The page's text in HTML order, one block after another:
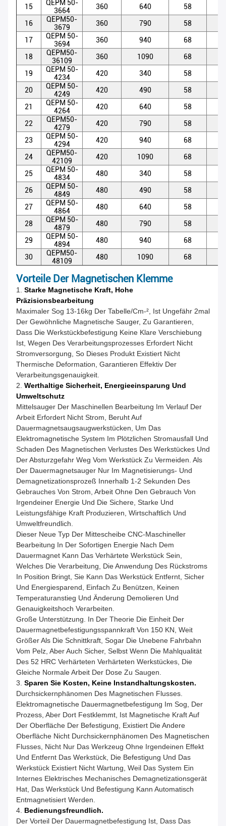
15
QEPM 50-
3664
360 640 58
16
QEPM50-
3679
360 790 58
17
QEPM 50-
3694
360 940 68
18
QEPM50-
36109
360 1090 68
19
QEPM 50-
4234
420 340 58
20
QEPM 50-
4249
420 490 58
21
QEPM 50-
4264
420 640 58
22
QEPM50-
4279
420 790 58
23
QEPM 50-
4294
420 940 68
24
QEPM50-
42109
420 1090 68
25
QEPM 50-
4834
480 340 58
26
QEPM 50-
4849
480 490 58
27
QEPM 50-
4864
480 640 58
28
QEPM 50-
4879
480 790 58
29
QEPM 50-
4894
480 940 68
30
QEPM50-
48109
480 1090 68
Vorteile Der Magnetischen Klemme
1. Starke Magnetische Kraft, Hohe
Präzisionsbearbeitung
Maximaler Sog 13-16kg Der Tabelle/cm-², Ist Ungefähr 2mal
Der Gewöhnliche Magnetische Sauger, Zu Garantieren,
Dass Die Werkstückbefestigung Keine Klare Verschiebung
Ist, Wegen Des Verarbeitungsprozesses Erfordert Nicht
Stromversorgung, So Dieses Produkt Existiert Nicht
Thermische Deformation, Garantieren Effektiv Der
Verarbeitungsgenauigkeit.
2. Werthaltige Sicherheit, Energieeinsparung Und
Umweltschutz
Mittelsauger Der Maschinellen Bearbeitung Im Verlauf Der
Arbeit Erfordert Nicht Strom, Beruht Auf
Dauermagnetsaugsaugwerkstücken, Um Das
Elektromagnetische System Im Plötzlichen Stromausfall Und
Schaden Des Magnetischen Verlustes Des Werkstückes Und
Der Absturzgefahr Weg Vom Werkstück Zu Vermeiden. Als
Der Dauermagnetsauger Nur Im Magnetisierungs- Und
Demagnetizationsprozeß Innerhalb 1-2 Sekunden Des
Gebrauches Von Strom, Arbeit Ohne Den Gebrauch Von
Irgendeiner Energie Und Die Sichere, Starke Und
Leistungsfähige Kraft Produzieren, Wirtschaftlich Und
Umweltfreundlich.
Dieser Neue Typ Der Mittescheibe CNC-Maschineller
Bearbeitung In Der Sofortigen Energie Nach Dem
Dauermagnet Kann Das Verhärtete Werkstück Sein,
Welches Die Verarbeitung, Die Anwendung Des Rückstroms
In Position Bringt, Sie Kann Das Werkstück Entfernt, Sicher
Und Energiesparend, Einfach Zu Benützen, Keinen
Temperaturanstieg Und Änderung Demolieren Und
Genauigkeitshoch Verarbeiten.
Große Unterstützung. In Der Theorie Die Einheit Der
Dauermagnetbefestigungsspannkraft Von 150 KN, Weit
Größer Als Die Schnittkraft, Sogar Die Unebene Fahrbahn
Vom Pelz, Aber Auch Sicher, Selbst Wenn Die Mahlqualität
Des 52 HRC Verhärteten Verhärteten Werkstückes, Die
Gleiche Normale Arbeit Der Dose Zu Saugen.
3. Sparen Sie Kosten, Keine Instandhaltungskosten.
Durchsickernphänomen Des Magnetischen Flusses.
Elektromagnetische Dauermagnetbefestigung Im Sog, Der
Prozess, Aber Dort Festklemmt, Ist Magnetische Kraft Auf
Der Oberfläche Der Befestigung, Existiert Die Andere
Oberfläche Nicht Durchsickernphänomen Des Magnetischen
Flusses, Nicht Nur Das Werkzeug Ohne Irgendeinen Effekt
Und Entfernt Das Werkstück, Die Befestigung Und Das
Werkstück Existiert Nicht Wartung, Weil Das System Ein
Internes Elektrisches Mechanisches Demagnetizationsgerät
Hat, Das Werkstück Und Befestigung Kann Automatisch
Entmagnetisiert Werden.
4. Bedienungsfreundlich.
Der Vorteil Der Dauermagnetbefestigung Ist, Dass Das